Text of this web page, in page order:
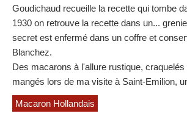
Goudichaud recueille la recette qui tombe
1930 on retrouve la recette dans un...
secret est enfermé dans un coffre et
Blanchez.
Des macarons à l'allure rustique,
mangés lors de ma visite à Saint-Emilion,
Macaron Hollandais